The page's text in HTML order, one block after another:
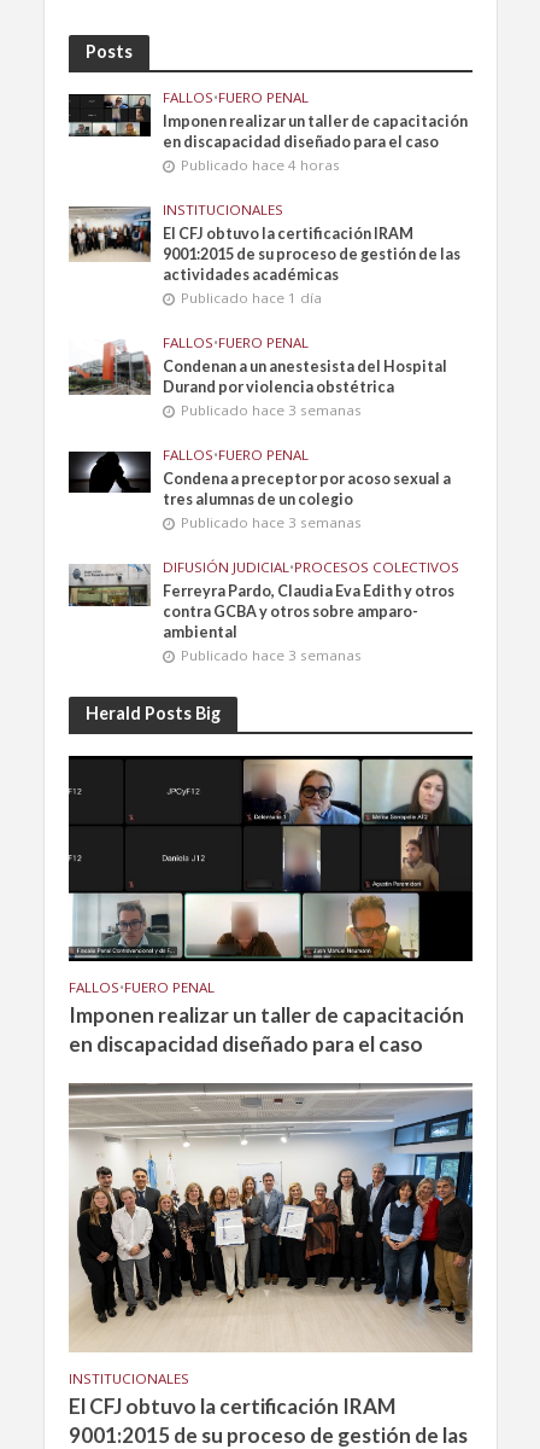
Posts
FALLOS•FUERO PENAL
Imponen realizar un taller de capacitación
en discapacidad diseñado para el caso
Publicado hace 4 horas
INSTITUCIONALES
El CFJ obtuvo la certificación IRAM
9001:2015 de su proceso de gestión de las
actividades académicas
Publicado hace 1 día
FALLOS•FUERO PENAL
Condenan a un anestesista del Hospital
Durand por violencia obstétrica
Publicado hace 3 semanas
FALLOS•FUERO PENAL
Condena a preceptor por acoso sexual a
tres alumnas de un colegio
Publicado hace 3 semanas
DIFUSIÓN JUDICIAL•PROCESOS COLECTIVOS
Ferreyra Pardo, Claudia Eva Edith y otros
contra GCBA y otros sobre amparo-
ambiental
Publicado hace 3 semanas
Herald Posts Big
FALLOS•FUERO PENAL
Imponen realizar un taller de capacitación
en discapacidad diseñado para el caso
INSTITUCIONALES
El CFJ obtuvo la certificación IRAM
9001:2015 de su proceso de gestión de las